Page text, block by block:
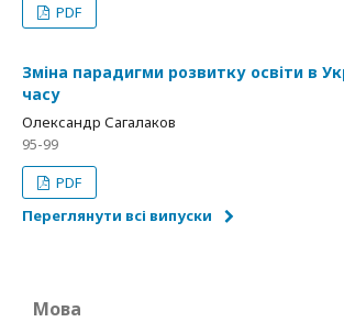
PDF
Зміна парадигми розвитку освіти в
часу
Олександр Сагалаков
95-99
PDF
Переглянути всі випуски
Мова